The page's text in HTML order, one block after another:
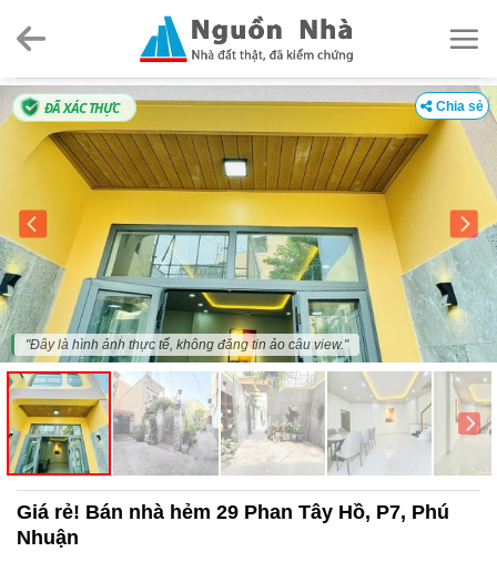
ĐÃ XÁC THỰC
"Đây là hình ảnh thực tế, không đăng tin ảo câu view."
Giá rẻ! Bán nhà hẻm 29 Phan Tây Hồ, P7, Phú
Nhuận
Chia sẻ